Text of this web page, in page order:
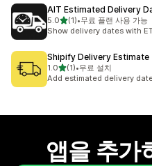
AIT Estimated Delivery
5.0별 5개 중
(1)
총 리뷰 1개
•무료 플랜 사용 가능
Show delivery dates with
Shipify Delivery Estimate
1.0별 5개 중
(1)
총 리뷰 1개
•무료 설치
Add estimated delivery
앱을 추가